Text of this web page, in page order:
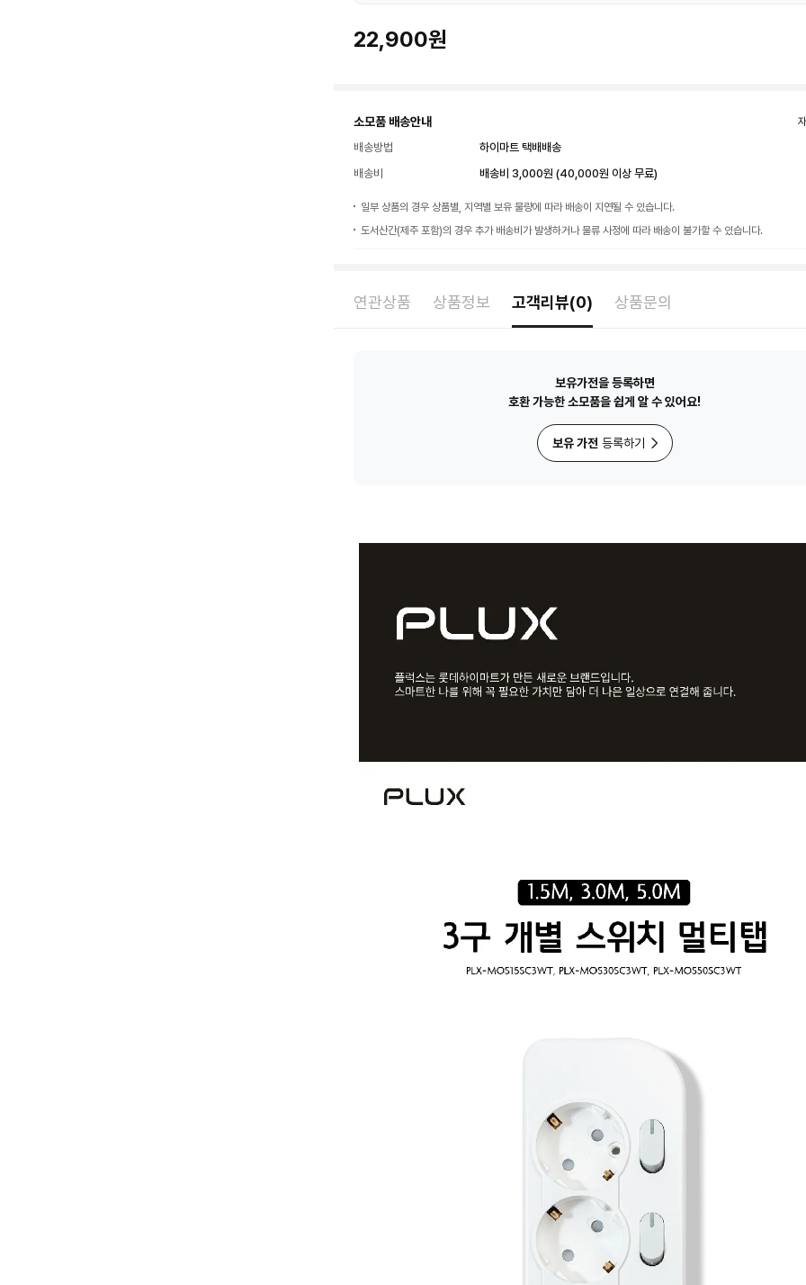
22,900원
소모품 배송안내
배송방법
하이마트 택배배송
배송비
배송비 3,000원 (40,000원 이상 무료)
일부 상품의 경우 상품별, 지역별 보유 물량에 따라 배송이 지연될 수 있습니다.
도서산간(제주 포함)의 경우 추가 배송비가 발생하거나 물류 사정에 따라 배송이 불가할 수 있습니다.
연관상품 상품정보 고객리뷰(0) 상품문의
보유가전을 등록하면
호환 가능한 소모품을 쉽게 알 수 있어요!
보유 가전 등록하기